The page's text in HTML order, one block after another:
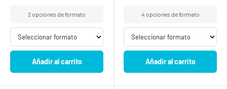
2 opciones de formato
Añadir al carrito
4 opciones de formato
Añadir al carrito